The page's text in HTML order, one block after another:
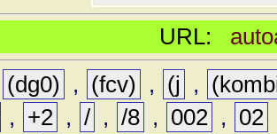
URL:
(dg0) , (fcv) , (j ,
, +2 , / , /8 , 002 , 02